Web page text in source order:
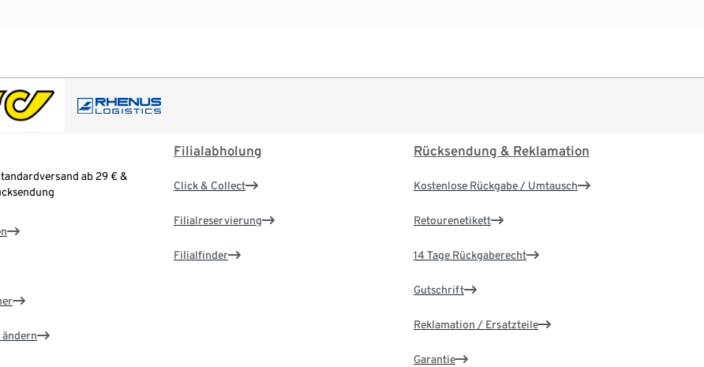
ab 29 € &
ändern
Filialabholung
Click & Collect
Filialreservierung
Filialfinder
Rücksendung & Reklamation
Kostenlose Rückgabe / Umtausch
Retourenetikett
14 Tage Rückgaberecht
Gutschrift
Reklamation / Ersatzteile
Garantie